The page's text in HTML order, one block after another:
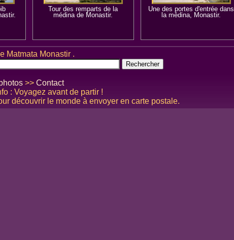
Tour des remparts de la
médina de Monastir.
Une des portes d'entrée dans
la médina, Monastir.
Matmata Monastir .
>> Contact
: Voyagez avant de partir !
découvrir le monde à envoyer en carte postale.